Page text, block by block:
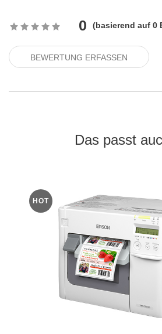
0 (basierend auf 0
BEWERTUNG ERFASSEN
Das passt
HOT